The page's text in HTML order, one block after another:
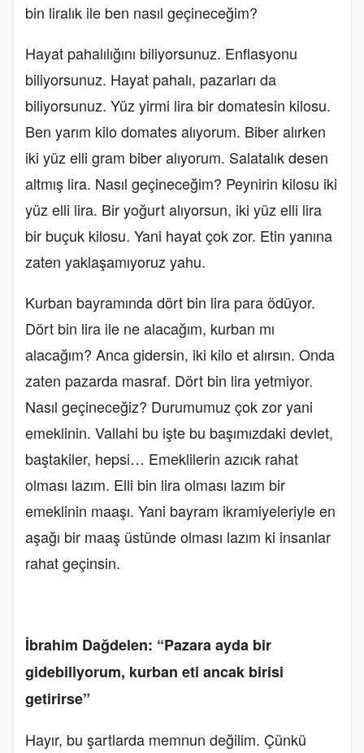
bin liralık ile ben nasıl geçineceğim?
Hayat pahalılığını biliyorsunuz. Enflasyonu
biliyorsunuz. Hayat pahalı, pazarları da
biliyorsunuz. Yüz yirmi lira bir domatesin kilosu.
Ben yarım kilo domates alıyorum. Biber alırken
iki yüz elli gram biber alıyorum. Salatalık desen
altmış lira. Nasıl geçineceğim? Peynirin kilosu iki
yüz elli lira. Bir yoğurt alıyorsun, iki yüz elli lira
bir buçuk kilosu. Yani hayat çok zor. Etin yanına
zaten yaklaşamıyoruz yahu.
Kurban bayramında dört bin lira para ödüyor.
Dört bin lira ile ne alacağım, kurban mı
alacağım? Anca gidersin, iki kilo et alırsın. Onda
zaten pazarda masraf. Dört bin lira yetmiyor.
Nasıl geçineceğiz? Durumumuz çok zor yani
emeklinin. Vallahi bu işte bu başımızdaki devlet,
baştakiler, hepsi… Emeklilerin azıcık rahat
olması lazım. Elli bin lira olması lazım bir
emeklinin maaşı. Yani bayram ikramiyeleriyle en
aşağı bir maaş üstünde olması lazım ki insanlar
rahat geçinsin.
İbrahim Dağdelen: “Pazara ayda bir
gidebiliyorum, kurban eti ancak birisi
getirirse”
Hayır, bu şartlarda memnun değilim. Çünkü